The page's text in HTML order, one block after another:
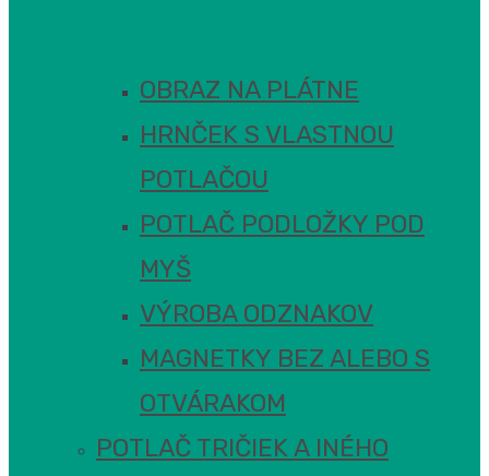
OBRAZ NA PLÁTNE
HRNČEK S VLASTNOU
POTLAČOU
POTLAČ PODLOŽKY POD
MYŠ
VÝROBA ODZNAKOV
MAGNETKY BEZ ALEBO S
OTVÁRAKOM
POTLAČ TRIČIEK A INÉHO